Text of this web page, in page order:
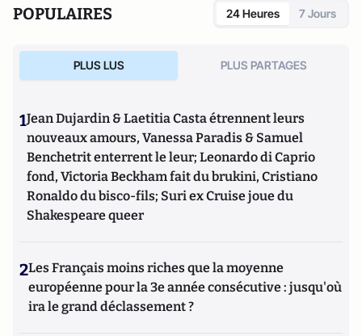
POPULAIRES 24 Heures 7 Jours
PLUS LUS PLUS PARTAGES
1Jean Dujardin & Laetitia Casta étrennent leurs
nouveaux amours, Vanessa Paradis & Samuel
Benchetrit enterrent le leur; Leonardo di Caprio
fond, Victoria Beckham fait du brukini, Cristiano
Ronaldo du bisco-fils; Suri ex Cruise joue du
Shakespeare queer
2Les Français moins riches que la moyenne
européenne pour la 3e année consécutive : jusqu'où
ira le grand déclassement ?